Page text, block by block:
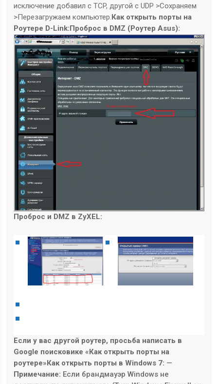
исключение добавил с TCP, другой с UDP >Сохраняем
>Перезагружаем компьютер. Как открыть порты на
Роутере D-Link: Проброс в DMZ (Роутер Asus):
Проброс и DMZ в ZyXEL:
Если у вас другой роутер, просьба написать в
Google поисковике «Как открыть порты на
роутере»Как открыть порты в Windows 7: —
Примечание: Если брандмауэр Windows не